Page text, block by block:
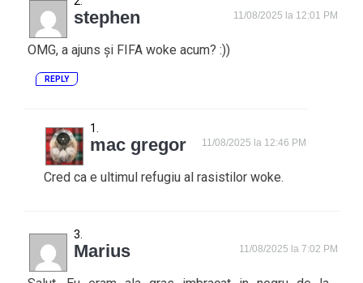
stephen 11/08/2025 la 12:01 PM
OMG, a ajuns și FIFA woke acum? :))
REPLY
mac gregor 11/08/2025 la 12:46 PM
Cred ca e ultimul refugiu al rasistilor woke.
Marius 11/08/2025 la 7:02 PM